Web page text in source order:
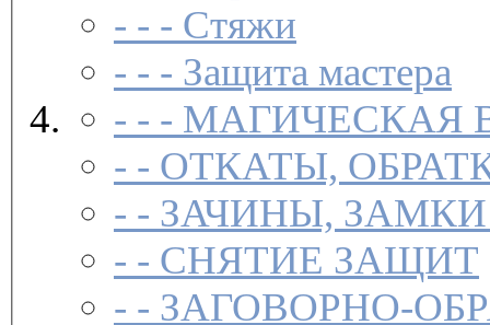
- - - Стяжи
- - - Защита мастера
- - - МАГИЧЕСКАЯ
- - ОТКАТЫ,
- - ЗАЧИНЫ,
- - СНЯТИЕ ЗАЩИТ
- - ЗАГОВОР­НО-